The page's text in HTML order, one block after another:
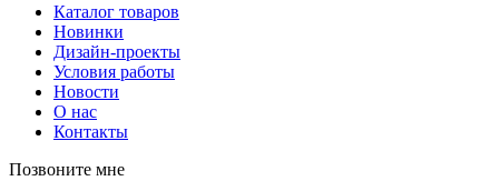
Каталог товаров
Новинки
Дизайн-проекты
Условия работы
Новости
О нас
Контакты
Позвоните мне